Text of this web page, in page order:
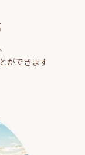
ができます